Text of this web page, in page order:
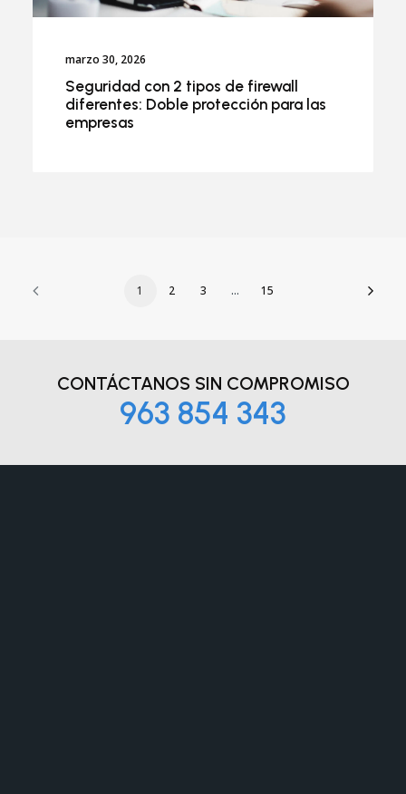
marzo 30, 2026
Seguridad con 2 tipos de firewall
diferentes: Doble protección para las
empresas
1 2 3 … 15
CONTÁCTANOS SIN COMPROMISO
963 854 343